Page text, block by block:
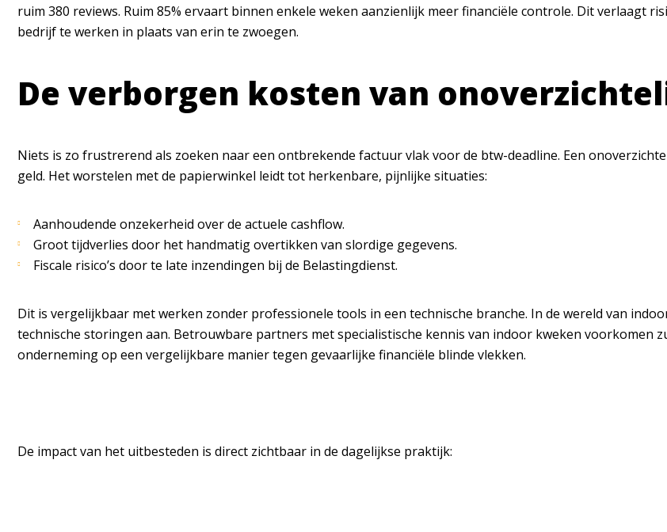
ruim 380 reviews. Ruim 85% ervaart binnen enkele weken aanzienlijk meer financiële controle. Dit verlaagt
bedrijf te werken in plaats van erin te zwoegen.
De verborgen kosten van
Niets is zo frustrerend als zoeken naar een ontbrekende factuur vlak voor de btw-deadline. Een
geld. Het worstelen met de papierwinkel leidt tot herkenbare, pijnlijke situaties:
Aanhoudende onzekerheid over de actuele cashflow.
Groot tijdverlies door het handmatig overtikken van slordige gegevens.
Fiscale risico’s door te late inzendingen bij de Belastingdienst.
Dit is vergelijkbaar met werken zonder professionele tools in een technische branche. In de wereld van
technische storingen aan. Betrouwbare partners met specialistische kennis van indoor kweken voorkomen
onderneming op een vergelijkbare manier tegen gevaarlijke financiële blinde vlekken.
De impact van het uitbesteden is direct zichtbaar in de dagelijkse praktijk: